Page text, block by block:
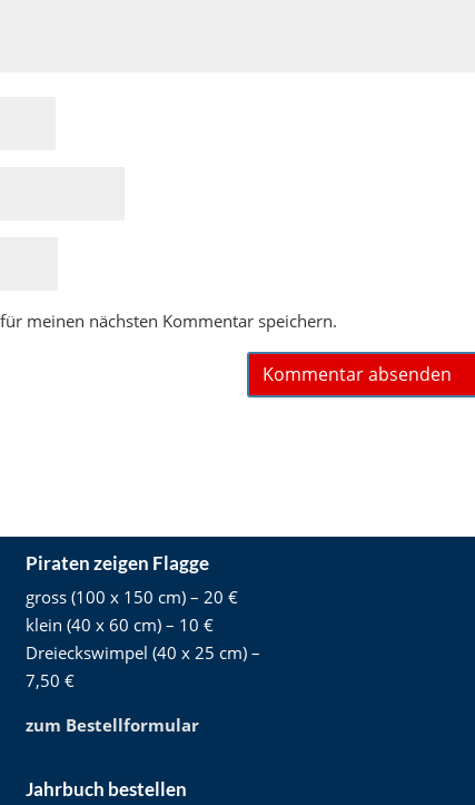
meinen nächsten Kommentar speichern.
Piraten zeigen Flagge
gross (100 x 150 cm) – 20 €
klein (40 x 60 cm) – 10 €
Dreieckswimpel (40 x 25 cm) –
7,50 €
zum Bestellformular
Jahrbuch bestellen